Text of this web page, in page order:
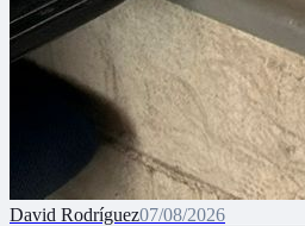
David Rodríguez07/08/2026